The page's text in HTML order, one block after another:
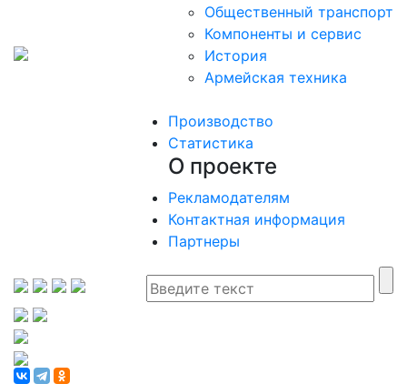
Общественный транспорт
Компоненты и сервис
История
Армейская техника
Производство
Статистика
О проекте
Рекламодателям
Контактная информация
Партнеры